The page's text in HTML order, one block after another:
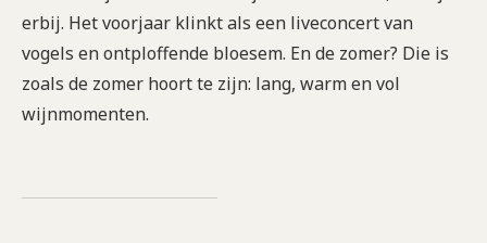
erbij. Het voorjaar klinkt als een liveconcert van
vogels en ontploffende bloesem. En de zomer? Die is
zoals de zomer hoort te zijn: lang, warm en vol
wijnmomenten.